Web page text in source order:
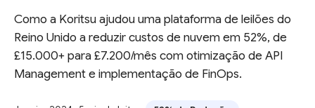
Como a Koritsu ajudou uma plataforma de leilões do
Reino Unido a reduzir custos de nuvem em 52%, de
£15.000+ para £7.200/mês com otimização de API
Management e implementação de FinOps.